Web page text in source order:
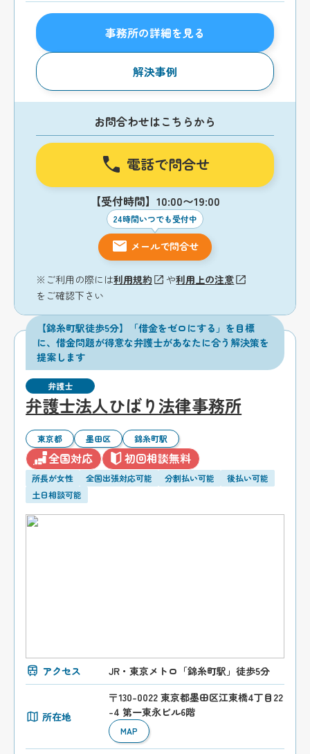
事務所の詳細を見る
解決事例
お問合わせはこちらから
電話で問合せ
【受付時間】10:00〜19:00
24時間いつでも受付中
メールで問合せ
※ご利用の際には利用規約 や利用上の注意
をご確認下さい
【錦糸町駅徒歩5分】「借金をゼロにする」を目標
に、借金問題が得意な弁護士があなたに合う解決策を
提案します
弁護士
弁護士法人ひばり法律事務所
東京都 墨田区 錦糸町駅
全国対応 初回相談無料
所長が女性 全国出張対応可能 分割払い可能
後払い可能
土日相談可能
アクセス JR・東京メトロ「錦糸町駅」徒歩5分
所在地
〒130-0022 東京都墨田区江東橋4丁目22
-4 第一東永ビル6階
MAP